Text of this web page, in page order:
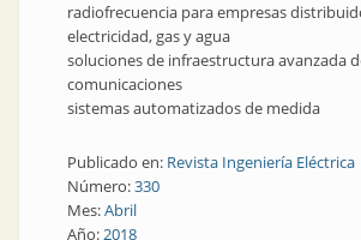
radiofrecuencia para empresas
electricidad, gas y agua
soluciones de infraestructura avanzada
comunicaciones
sistemas automatizados de medida
Publicado en: Revista Ingeniería Eléctrica
Número:330
Mes:Abril
Año:2018